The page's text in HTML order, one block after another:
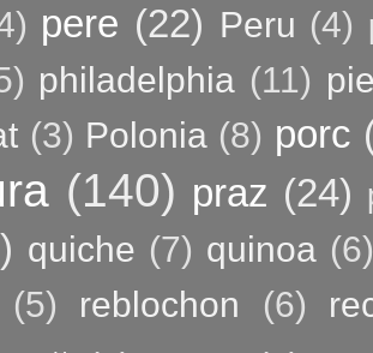
pere (22) Peru (4)
philadelphia (11)
(3) Polonia (8) porc
(140) praz (24)
quiche (7) quinoa
(5) reblochon (6)